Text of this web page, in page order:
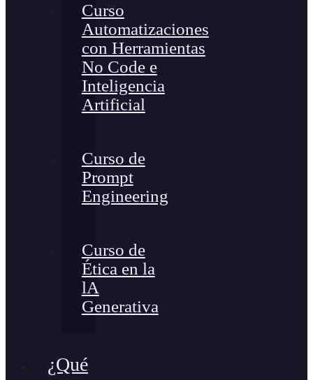
Curso
Automatizaciones
con Herramientas
No Code e
Inteligencia
Artificial
Curso de
Prompt
Engineering
Curso de
Ética en la
lA
Generativa
¿Qué